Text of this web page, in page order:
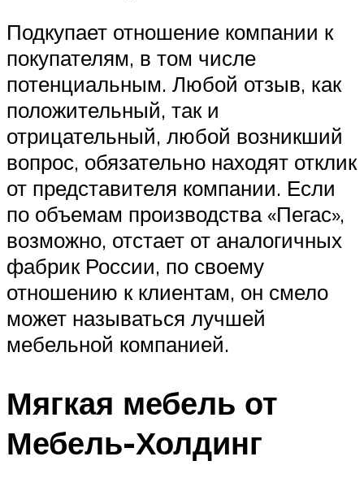
Подкупает отношение компании к
покупателям, в том числе
потенциальным. Любой отзыв, как
положительный, так и
отрицательный, любой возникший
вопрос, обязательно находят отклик
от представителя компании. Если
по объемам производства «Пегас»,
возможно, отстает от аналогичных
фабрик России, по своему
отношению к клиентам, он смело
может называться лучшей
мебельной компанией.
Мягкая мебель от
Мебель-Холдинг